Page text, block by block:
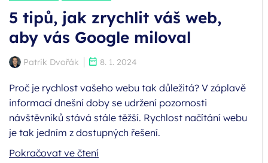
5 tipů, jak zrychlit váš web,
aby vás Google miloval
Autor:Patrik Dvořák Publikováno:
8. 1. 2024
Proč je rychlost vašeho webu tak důležitá? V záplavě
informací dnešní doby se udržení pozornosti
návštěvníků stává stále těžší. Rychlost načítání webu
je tak jedním z dostupných řešení.
Pokračovat ve čtení